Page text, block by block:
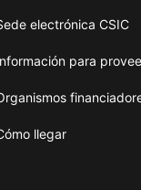
electrónica CSIC
para
llegar